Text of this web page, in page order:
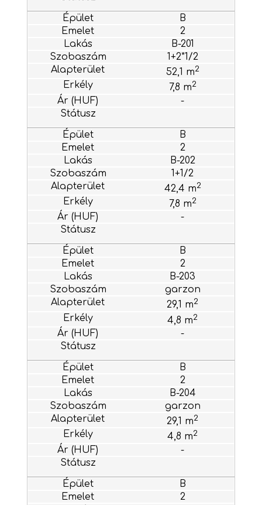
B
2
B-201
1+2*1/2
52,1 m2
7,8 m2
-
B
2
B-202
1+1/2
42,4 m2
7,8 m2
-
B
2
B-203
garzon
29,1 m2
4,8 m2
-
B
2
B-204
garzon
29,1 m2
4,8 m2
-
B
2